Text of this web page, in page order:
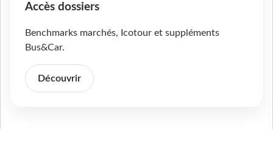
Accès dossiers
Benchmarks marchés, Icotour et suppléments
Bus&Car.
Découvrir